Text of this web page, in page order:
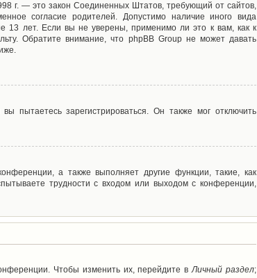
г. — это закон Соединенных Штатов, требующий от сайтов,
согласие родителей. Допустимо наличие иного вида
13 лет. Если вы не уверены, применимо ли это к вам, как к
Обратите внимание, что phpBB Group не может давать
пытаетесь зарегистрироваться. Он также мог отключить
а также выполняет другие функции, такие, как
трудности с входом или выходом с конференции,
Чтобы изменить их, перейдите вЛичный раздел;